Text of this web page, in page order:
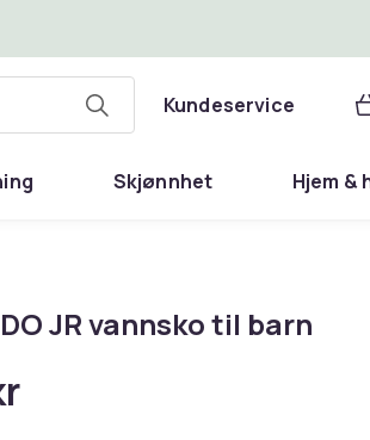
Kundeservice
Skjønnhet Hjem &
JR vannsko til barn